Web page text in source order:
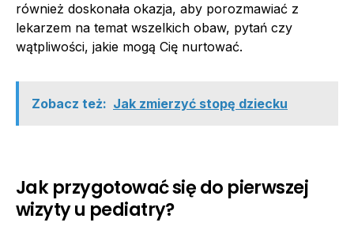
również doskonała okazja, aby porozmawiać z
lekarzem na temat wszelkich obaw, pytań czy
wątpliwości, jakie mogą Cię nurtować.
Zobacz też: Jak zmierzyć stopę dziecku
Jak przygotować się do pierwszej
wizyty u pediatry?